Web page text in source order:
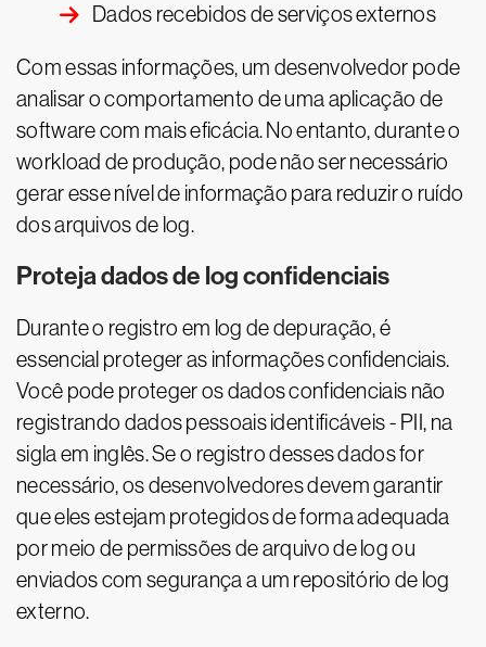
Dados recebidos de serviços externos
Com essas informações, um desenvolvedor pode
analisar o comportamento de uma aplicação de
software com mais eficácia. No entanto, durante o
workload de produção, pode não ser necessário
gerar esse nível de informação para reduzir o ruído
dos arquivos de log.
Proteja dados de log confidenciais
Durante o registro em log de depuração, é
essencial proteger as informações confidenciais.
Você pode proteger os dados confidenciais não
registrando dados pessoais identificáveis - PII, na
sigla em inglês. Se o registro desses dados for
necessário, os desenvolvedores devem garantir
que eles estejam protegidos de forma adequada
por meio de permissões de arquivo de log ou
enviados com segurança a um repositório de log
externo.